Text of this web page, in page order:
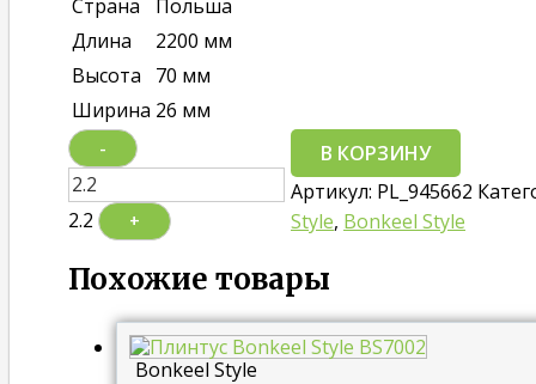
Страна
Польша
Длина
2200 мм
Высота
70 мм
Ширина 26 мм
-
2.2 +
В КОРЗИНУ
Артикул: PL_945662
Style, Bonkeel Style
Похожие товары
Bonkeel Style